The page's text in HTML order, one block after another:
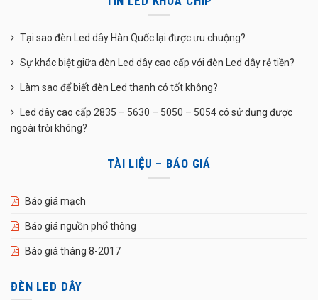
Tại sao đèn Led dây Hàn Quốc lại được ưu chuộng?
Sự khác biệt giữa đèn Led dây cao cấp với đèn Led dây rẻ tiền?
Làm sao để biết đèn Led thanh có tốt không?
Led dây cao cấp 2835 – 5630 – 5050 – 5054 có sử dụng được
ngoài trời không?
TÀI LIỆU – BÁO GIÁ
Báo giá mạch
Báo giá nguồn phổ thông
Báo giá tháng 8-2017
ĐÈN LED DÂY